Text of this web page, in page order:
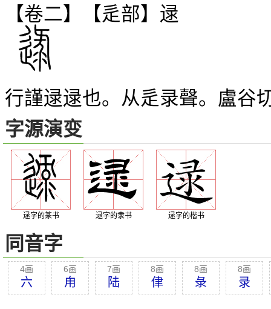
【卷二】【辵部】 逯
行謹逯逯也。从辵录聲。盧谷
字源演变
逯字的篆书 逯字的隶书 逯字的楷书
同音字
4画
六
6画
甪
7画
陆
8画
侓
8画
彔
8画
录